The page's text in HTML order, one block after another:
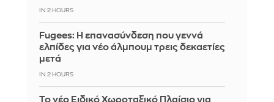
IN 2 HOURS
Fugees: Η επανασύνδεση που γεννά
ελπίδες για νέο άλμπουμ τρεις δεκαετίες
μετά
IN 2 HOURS
Το νέο Ειδικό Χωροταξικό Πλαίσιο για